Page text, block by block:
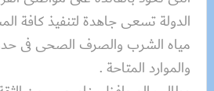
الدولة تسعى جاهدة لتنفيذ كافة
مياه الشرب والصرف الصحى فى
والموارد المتاحة .